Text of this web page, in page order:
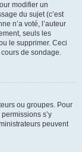
modifier un
du sujet (c’est
n’a voté, l’auteur
seuls les
le supprimer. Ceci
de sondage.
ou groupes. Pour
s’y
peuvent